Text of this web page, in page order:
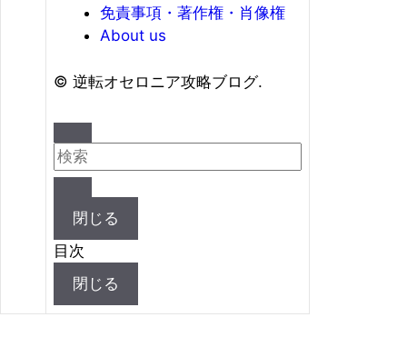
免責事項・著作権・肖像権
About us
© 逆転オセロニア攻略ブログ.
閉じる
目次
閉じる